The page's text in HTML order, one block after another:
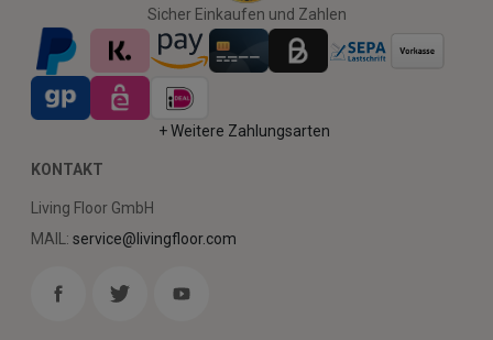
Sicher Einkaufen und Zahlen
+ Weitere Zahlungsarten
KONTAKT
Living Floor GmbH
MAIL: service@livingfloor.com